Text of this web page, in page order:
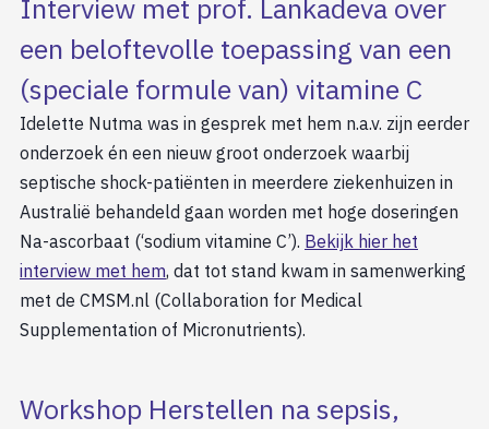
Interview met prof. Lankadeva over
een beloftevolle toepassing van een
(speciale formule van) vitamine C
Idelette Nutma was in gesprek met hem n.a.v. zijn eerder
onderzoek én een nieuw groot onderzoek waarbij
septische shock-patiënten in meerdere ziekenhuizen in
Australië behandeld gaan worden met hoge doseringen
Na-ascorbaat (‘sodium vitamine C’). Bekijk hier het
interview met hem, dat tot stand kwam in samenwerking
met de CMSM.nl (Collaboration for Medical
Supplementation of Micronutrients).
Workshop Herstellen na sepsis,